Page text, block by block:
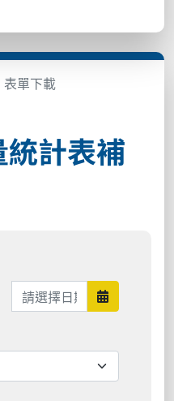
表單下載
計表補
開始
日期範圍結束 日期範圍